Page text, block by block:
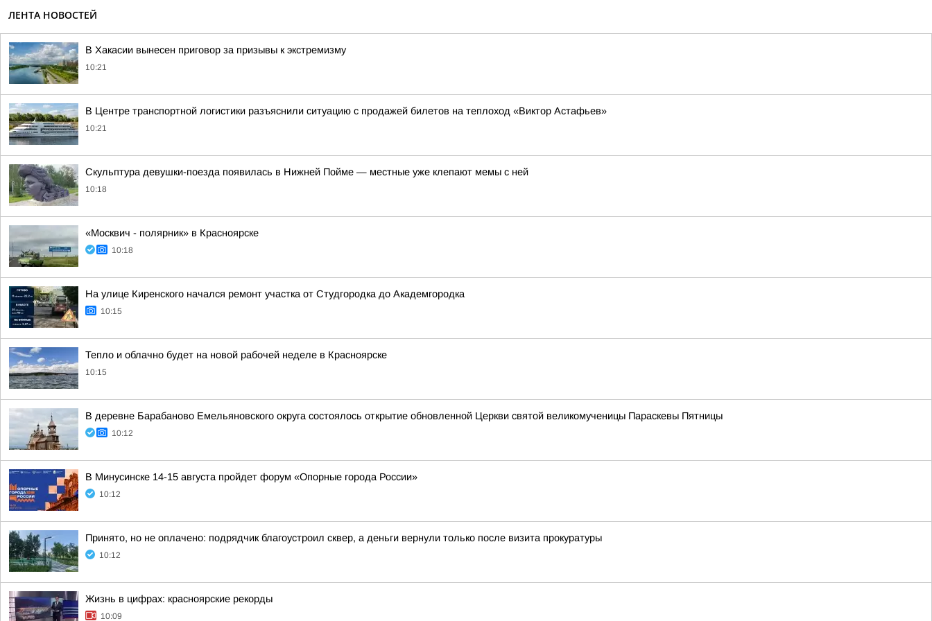
ЛЕНТА НОВОСТЕЙ
В Хакасии вынесен приговор за призывы к экстремизму
10:21
В Центре транспортной логистики разъяснили ситуацию с продажей билетов на теплоход «Виктор Астафьев»
10:21
Скульптура девушки-поезда появилась в Нижней Пойме — местные уже клепают мемы с ней
10:18
«Москвич - полярник» в Красноярске
10:18
На улице Киренского начался ремонт участка от Студгородка до Академгородка
10:15
Тепло и облачно будет на новой рабочей неделе в Красноярске
10:15
В деревне Барабаново Емельяновского округа состоялось открытие обновленной Церкви святой великомученицы Параскевы Пятницы
10:12
В Минусинске 14-15 августа пройдет форум «Опорные города России»
10:12
Принято, но не оплачено: подрядчик благоустроил сквер, а деньги вернули только после визита прокуратуры
10:12
Жизнь в цифрах: красноярские рекорды
10:09